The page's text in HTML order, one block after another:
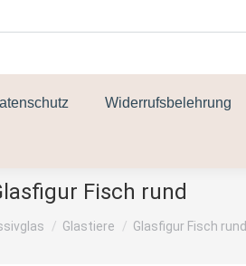
Widerrufsbelehrung
Fisch rund
sich hier:
Glastiere Glasfigur Fisch rund